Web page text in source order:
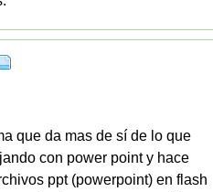
que da mas de sí de lo que
con power point y hace
ppt (powerpoint) en flash